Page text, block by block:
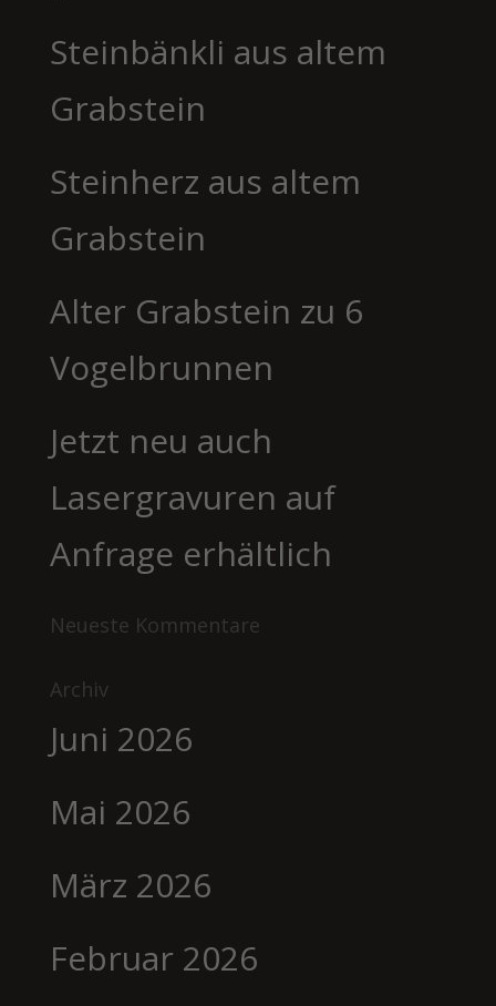
Steinbänkli aus altem
Grabstein
Steinherz aus altem
Grabstein
Alter Grabstein zu 6
Vogelbrunnen
Jetzt neu auch
Lasergravuren auf
Anfrage erhältlich
Neueste Kommentare
Archiv
Juni 2026
Mai 2026
März 2026
Februar 2026